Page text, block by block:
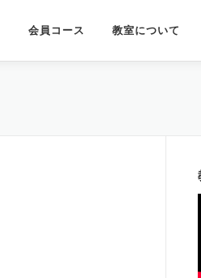
会員コース 教室について